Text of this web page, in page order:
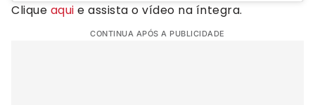
Clique aqui e assista o vídeo na íntegra.
CONTINUA APÓS A PUBLICIDADE